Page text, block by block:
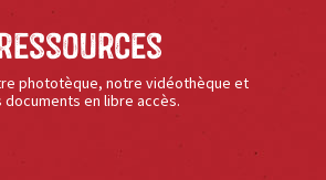
phototèque, notre vidéothèque et
documents en libre accès.